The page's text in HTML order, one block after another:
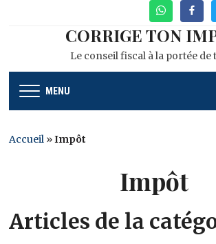
WhatsApp
CORRIGE TON
Le conseil fiscal à la portée de
MENU
Accueil »Impôt
Impôt
Articles de la